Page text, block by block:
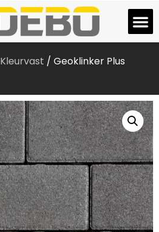
Kleurvast / Geoklinker Plus